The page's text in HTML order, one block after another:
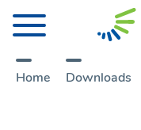
Home Downloads